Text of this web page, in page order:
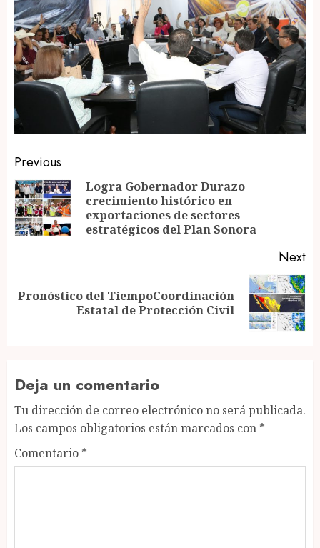
Post
navigation
Previous
Logra Gobernador Durazo
crecimiento histórico en
exportaciones de sectores
estratégicos del Plan Sonora
Next
Next
Pronóstico del TiempoCoordinación
Estatal de Protección Civil
Deja un comentario
Tu dirección de correo electrónico no será publicada.
Los campos obligatorios están marcados con *
Comentario *